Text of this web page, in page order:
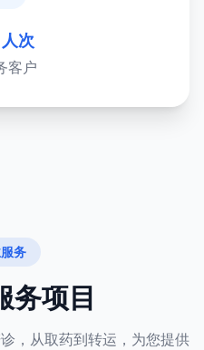
人次
客户
务
务项目
，从取药到转运，为您提供